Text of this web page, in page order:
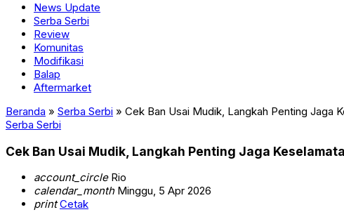
News Update
Serba Serbi
Review
Komunitas
Modifikasi
Balap
Aftermarket
Beranda » Serba Serbi » Cek Ban Usai Mudik, Langkah Penting Jaga
Serba Serbi
Cek Ban Usai Mudik, Langkah Penting Jaga
account_circleRio
calendar_monthMinggu, 5 Apr 2026
print Cetak